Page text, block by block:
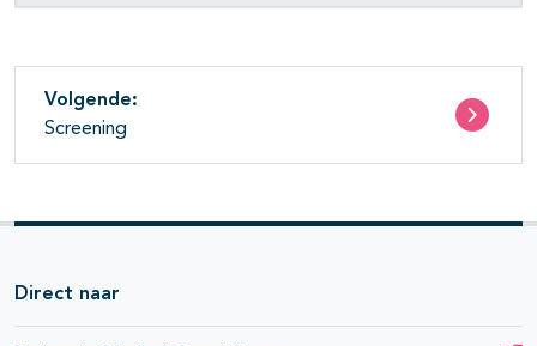
Volgende:
Screening
Direct naar